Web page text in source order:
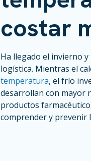
costar
Ha llegado el invierno
logística. Mientras el
temperatura, el frío
desarrollan con mayor
productos
comprender y prevenir